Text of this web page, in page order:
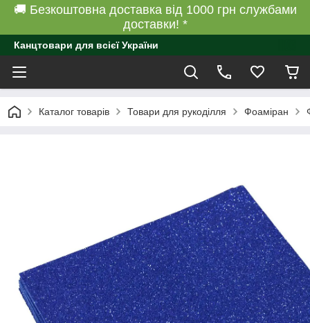
🚚 Безкоштовна доставка від 1000 грн службами
доставки! *
Канцтовари для всієї України
Каталог товарів Товари для рукоділля Фоаміран